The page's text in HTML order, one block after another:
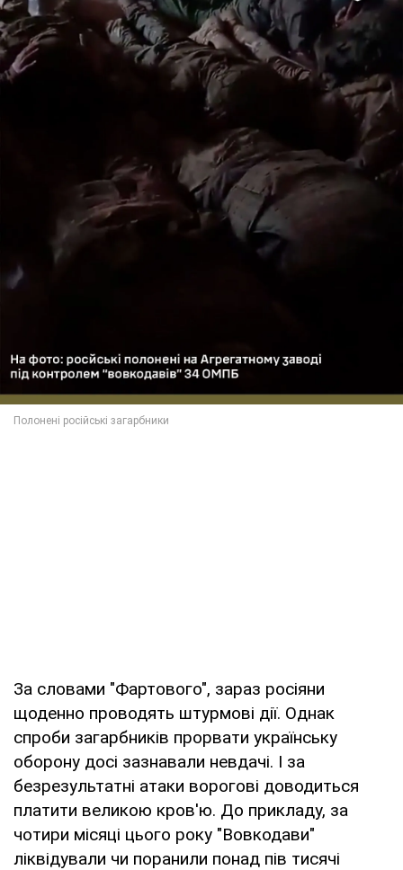
За словами "Фартового", зараз росіяни
щоденно проводять штурмові дії. Однак
спроби загарбників прорвати українську
оборону досі зазнавали невдачі. І за
безрезультатні атаки ворогові доводиться
платити великою кров'ю. До прикладу, за
чотири місяці цього року "Вовкодави"
ліквідували чи поранили понад пів тисячі